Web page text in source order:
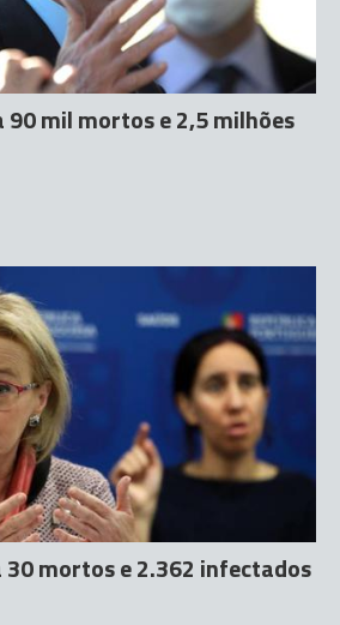
mil mortos e 2,5 milhões
30 mortos e 2.362 infectados